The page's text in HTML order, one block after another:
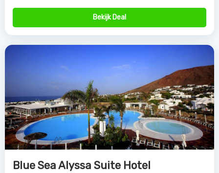
Bekijk Deal
Blue Sea Alyssa Suite Hotel